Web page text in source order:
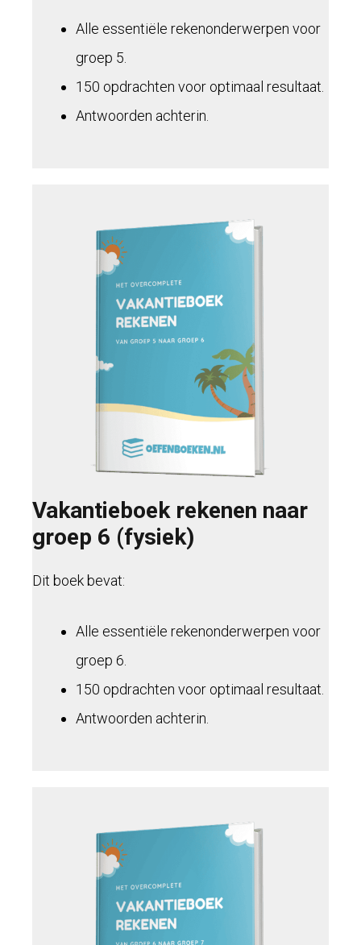
Alle essentiële rekenonderwerpen voor
groep 5.
150 opdrachten voor optimaal resultaat.
Antwoorden achterin.
Vakantieboek rekenen naar
groep 6 (fysiek)
Dit boek bevat:
Alle essentiële rekenonderwerpen voor
groep 6.
150 opdrachten voor optimaal resultaat.
Antwoorden achterin.